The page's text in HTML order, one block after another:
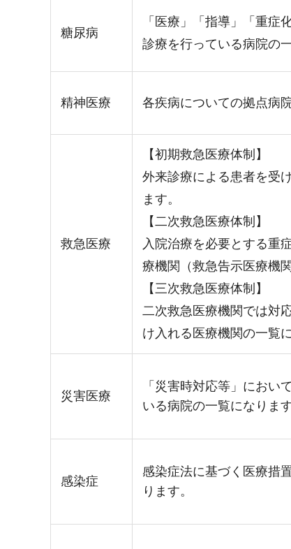
糖尿病
「医療」「指導」「重症
診療を行っている病院の
精神医療 各疾病についての拠点病
救急医療
【初期救急医療体制】
外来診療による患者を受
ます。
【二次救急医療体制】
入院治療を必要とする重
療機関（救急告示医療機
【三次救急医療体制】
二次救急医療機関では対
け入れる医療機関の一覧
災害医療
「災害時対応等」におい
いる病院の一覧になります
感染症
感染症法に基づく医療措
ります。